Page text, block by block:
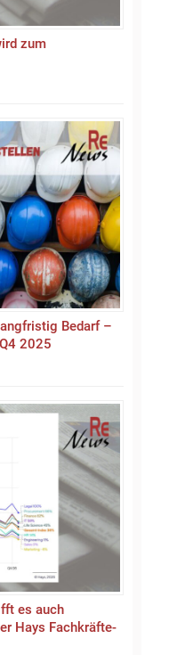
zum
Bedarf –
2025
es auch
Hays Fachkräfte-